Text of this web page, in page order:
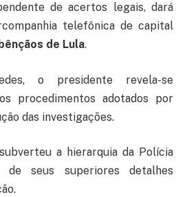
de acertos legais, dará
telefônica de capital
bênçãos de Lula.
o presidente revela-se
procedimentos adotados por
das investigações.
a hierarquia da Polícia
de seus superiores detalhes